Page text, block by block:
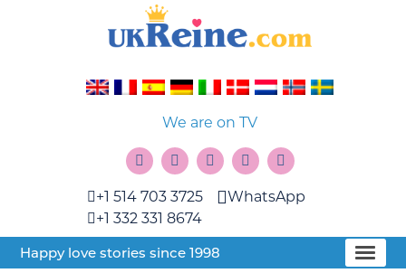
We are on TV
+1 514 703 3725
+1 332 331 8674
WhatsApp
Happy love stories since 1998